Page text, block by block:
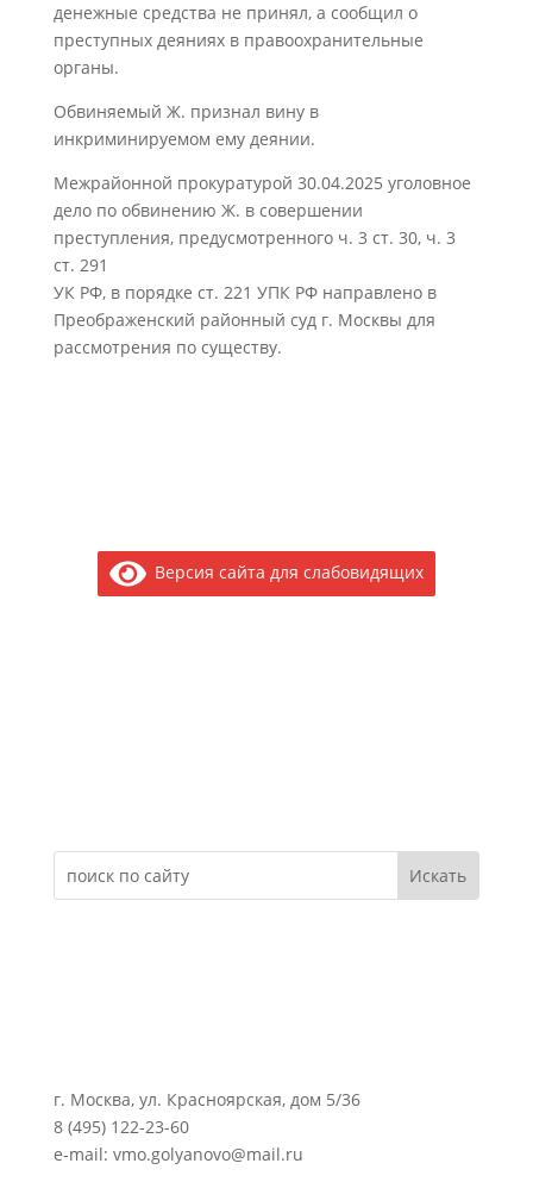
денежные средства не принял, а сообщил о
преступных деяниях в правоохранительные
органы.
Обвиняемый Ж. признал вину в
инкриминируемом ему деянии.
Межрайонной прокуратурой 30.04.2025 уголовное
дело по обвинению Ж. в совершении
преступления, предусмотренного ч. 3 ст. 30, ч. 3
ст. 291
УК РФ, в порядке ст. 221 УПК РФ направлено в
Преображенский районный суд г. Москвы для
рассмотрения по существу.
Версия сайта для слабовидящих
г. Москва, ул. Красноярская, дом 5/36
8 (495) 122-23-60
e-mail: vmo.golyanovo@mail.ru